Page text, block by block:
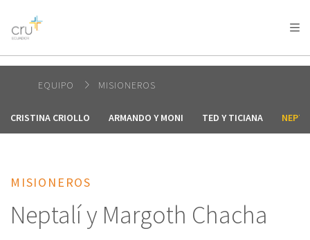
AFRICA
AMERICA / CARIBBEAN
OCEANIA
EQUIPO MISIONEROS
CRISTINA CRIOLLO ARMANDO Y MONI TED Y TICIANA
MISIONEROS
Neptalí y Margoth Chacha